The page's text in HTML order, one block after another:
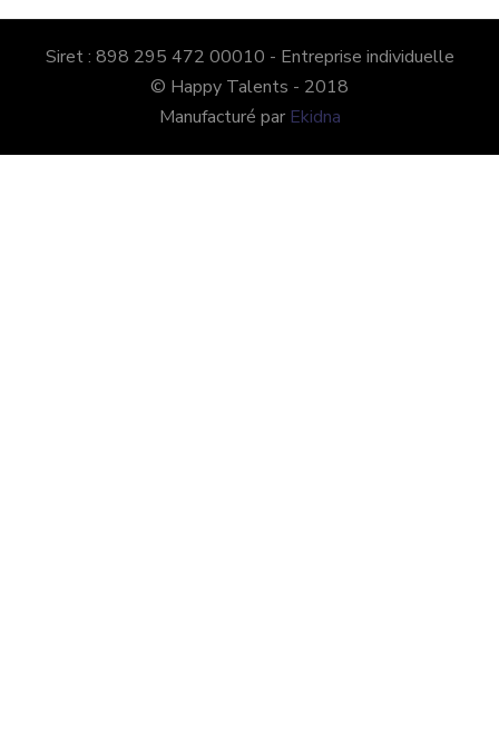
Siret : 898 295 472 00010 - Entreprise individuelle
© Happy Talents - 2018
Manufacturé par Ekidna